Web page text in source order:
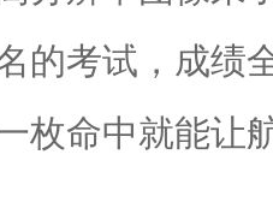
的考试，成绩
枚命中就能让